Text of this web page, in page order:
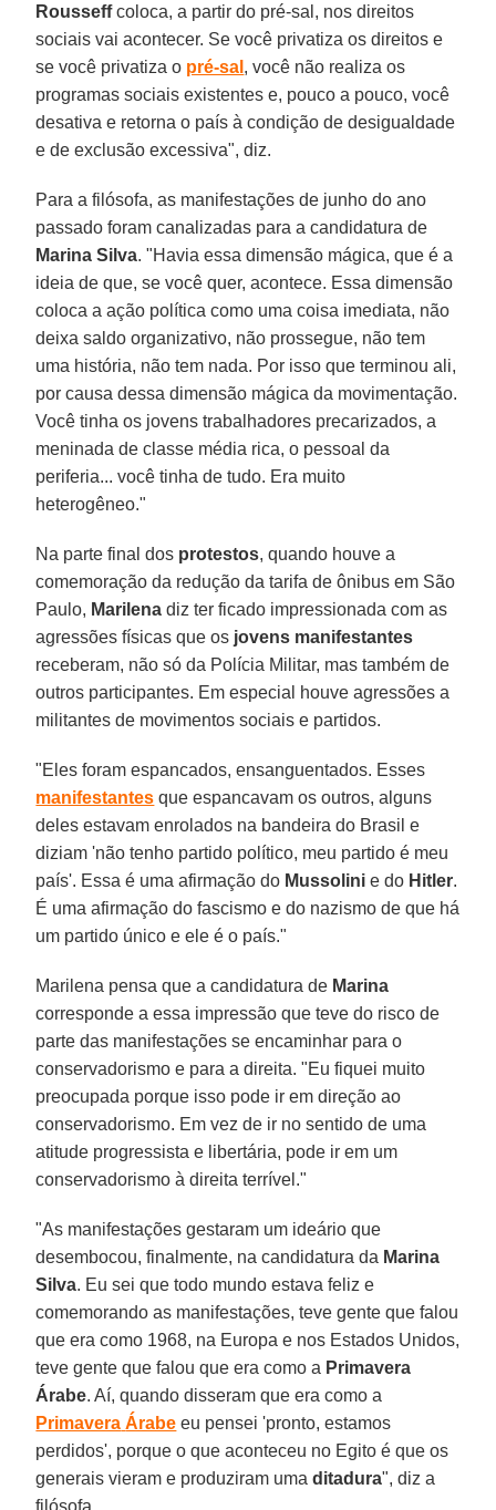
Rousseffcoloca, a partir do pré-sal, nos direitos
sociais vai acontecer. Se você privatiza os direitos e
se você privatiza o pré-sal , você não realiza os
programas sociais existentes e, pouco a pouco, você
desativa e retorna o país à condição de desigualdade
e de exclusão excessiva", diz.
Para a filósofa, as manifestações de junho do ano
passado foram canalizadas para a candidatura de
Marina Silva. "Havia essa dimensão mágica, que é a
ideia de que, se você quer, acontece. Essa dimensão
coloca a ação política como uma coisa imediata, não
deixa saldo organizativo, não prossegue, não tem
uma história, não tem nada. Por isso que terminou ali,
por causa dessa dimensão mágica da movimentação.
Você tinha os jovens trabalhadores precarizados, a
meninada de classe média rica, o pessoal da
periferia... você tinha de tudo. Era muito
heterogêneo."
Na parte final dos protestos, quando houve a
comemoração da redução da tarifa de ônibus em São
Paulo, Marilena diz ter ficado impressionada com as
agressões físicas que os jovens manifestantes
receberam, não só da Polícia Militar, mas também de
outros participantes. Em especial houve agressões a
militantes de movimentos sociais e partidos.
"Eles foram espancados, ensanguentados. Esses
manifestantes que espancavam os outros, alguns
deles estavam enrolados na bandeira do Brasil e
diziam 'não tenho partido político, meu partido é meu
país'. Essa é uma afirmação do Mussolini e do Hitler.
É uma afirmação do fascismo e do nazismo de que há
um partido único e ele é o país."
Marilena pensa que a candidatura de Marina
corresponde a essa impressão que teve do risco de
parte das manifestações se encaminhar para o
conservadorismo e para a direita. "Eu fiquei muito
preocupada porque isso pode ir em direção ao
conservadorismo. Em vez de ir no sentido de uma
atitude progressista e libertária, pode ir em um
conservadorismo à direita terrível."
"As manifestações gestaram um ideário que
desembocou, finalmente, na candidatura da Marina
Silva. Eu sei que todo mundo estava feliz e
comemorando as manifestações, teve gente que falou
que era como 1968, na Europa e nos Estados Unidos,
teve gente que falou que era como a Primavera
Árabe. Aí, quando disseram que era como a
Primavera Árabe eu pensei 'pronto, estamos
perdidos', porque o que aconteceu no Egito é que os
generais vieram e produziram umaditadura", diz a
filósofa.